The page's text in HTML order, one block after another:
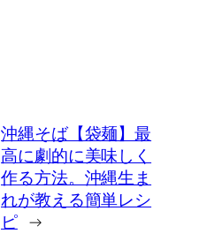
沖縄そば【袋麺】最
高に劇的に美味しく
作る方法。沖縄生ま
れが教える簡単レシ
ピ →